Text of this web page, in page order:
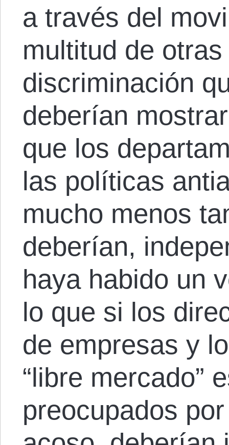
a través del
multitud de
discriminación
deberían
que los
las políticas
mucho menos
deberían,
haya habido un
lo que si los
de empresas y
“libre mercado”
preocupados